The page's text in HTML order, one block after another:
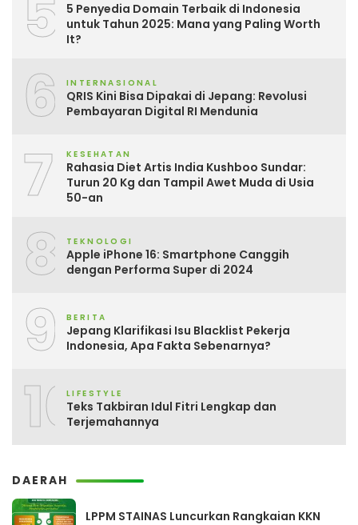
5
5 Penyedia Domain Terbaik di Indonesia
untuk Tahun 2025: Mana yang Paling Worth
It?
6 INTERNASIONAL
QRIS Kini Bisa Dipakai di Jepang: Revolusi
Pembayaran Digital RI Mendunia
7 KESEHATAN
Rahasia Diet Artis India Kushboo Sundar:
Turun 20 Kg dan Tampil Awet Muda di Usia
50-an
8 TEKNOLOGI
Apple iPhone 16: Smartphone Canggih
dengan Performa Super di 2024
9 BERITA
Jepang Klarifikasi Isu Blacklist Pekerja
Indonesia, Apa Fakta Sebenarnya?
10LIFESTYLE
Teks Takbiran Idul Fitri Lengkap dan
Terjemahannya
DAERAH
LPPM STAINAS Luncurkan Rangkaian KKN